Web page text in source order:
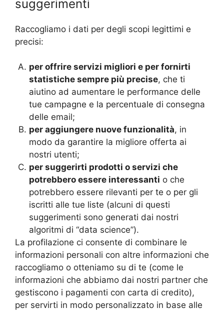
suggerimenti
Raccogliamo i dati per degli scopi legittimi e
precisi:
per offrire servizi migliori e per fornirti
statistiche sempre più precise, che ti
aiutino ad aumentare le performance delle
tue campagne e la percentuale di consegna
delle email;
per aggiungere nuove funzionalità, in
modo da garantire la migliore offerta ai
nostri utenti;
per suggerirti prodotti o servizi che
potrebbero essere interessanti o che
potrebbero essere rilevanti per te o per gli
iscritti alle tue liste (alcuni di questi
suggerimenti sono generati dai nostri
algoritmi di “data science”).
La profilazione ci consente di combinare le
informazioni personali con altre informazioni che
raccogliamo o otteniamo su di te (come le
informazioni che abbiamo dai nostri partner che
gestiscono i pagamenti con carta di credito),
per servirti in modo personalizzato in base alle